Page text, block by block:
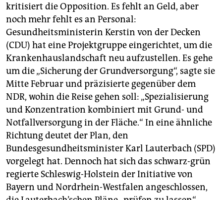
kritisiert die Opposition. Es fehlt an Geld, aber
noch mehr fehlt es an Personal:
Gesundheitsministerin Kerstin von der Decken
(CDU) hat eine Projektgruppe eingerichtet, um die
Krankenhauslandschaft neu aufzustellen. Es gehe
um die „Sicherung der Grundversorgung“, sagte sie
Mitte Februar und präzisierte gegenüber dem
NDR, wohin die Reise gehen soll: „Spezialisierung
und Konzentration kombiniert mit Grund- und
Notfallversorgung in der Fläche.“ In eine ähnliche
Richtung deutet der Plan, den
Bundesgesundheitsminister Karl Lauterbach (SPD)
vorgelegt hat. Dennoch hat sich das schwarz-grün
regierte Schleswig-Holstein der Initiative von
Bayern und Nordrhein-Westfalen angeschlossen,